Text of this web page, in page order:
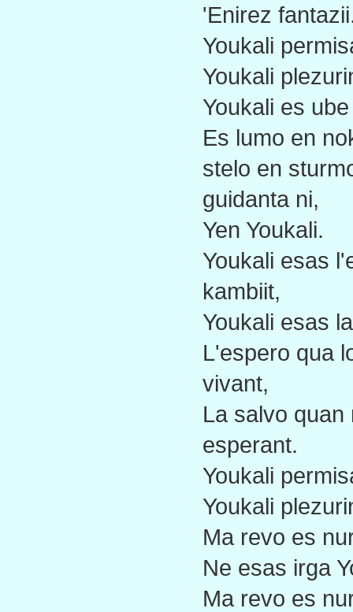
'Enirez
Youkali
Youkali
Youkali es
Es lumo en
stelo en
guidanta ni,
Yen Youkali.
Youkali esas
kambiit,
Youkali esas
L'espero qua
vivant,
La salvo quan
esperant.
Youkali
Youkali
Ma revo es
Ne esas irga
Ma revo es